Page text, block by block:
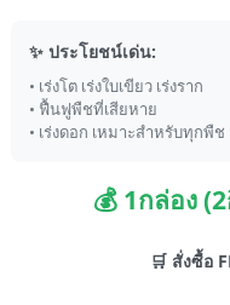
✨ ประโยชน์เด่น:
• เร่งโต เร่งใบเขียว เร่งราก
• ฟื้นฟูพืชที่เสียหาย
• เร่งดอก เหมาะสำหรับทุกพืช
💰 1กล่อง
🛒 สั่งซื้อ